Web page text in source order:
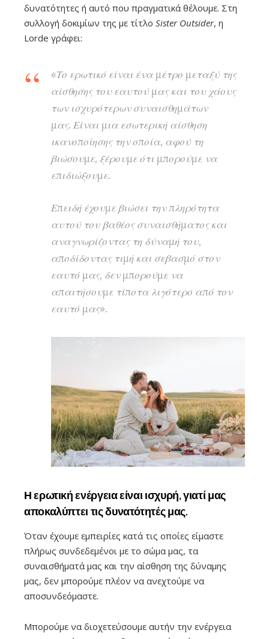
δυνατότητες ή αυτό που πραγματικά θέλουμε. Στη
συλλογή δοκιμίων της με τίτλο Sister Outsider, η
Lorde γράφει:
«Το ερωτικό είναι ένα μέτρο μεταξύ της
αίσθησης του εαυτού μας και του χάους
των ισχυρότερων συναισθημάτων
μας. Είναι μια εσωτερική αίσθηση
ικανοποίησης την οποία, αφού τη
βιώσουμε, ξέρουμε ότι μπορούμε να
επιδιώξουμε.
Επειδή έχουμε βιώσει την πληρότητα
αυτού του βαθέος συναισθήματος και
αναγνωρίζοντας τη δύναμή του,
αποδίδοντας τιμή και σεβασμό στον
εαυτό μας, δεν μπορούμε να
απαιτήσουμε τίποτα λιγότερο από τον
εαυτό μας».
Η ερωτική ενέργεια είναι ισχυρή, γιατί μας
αποκαλύπτει τις δυνατότητές μας.
Όταν έχουμε εμπειρίες κατά τις οποίες είμαστε
πλήρως συνδεδεμένοι με το σώμα μας, τα
συναισθήματά μας και την αίσθηση της δύναμης
μας, δεν μπορούμε πλέον να ανεχτούμε να
αποσυνδεόμαστε.
Μπορούμε να διοχετεύσουμε αυτήν την ενέργεια